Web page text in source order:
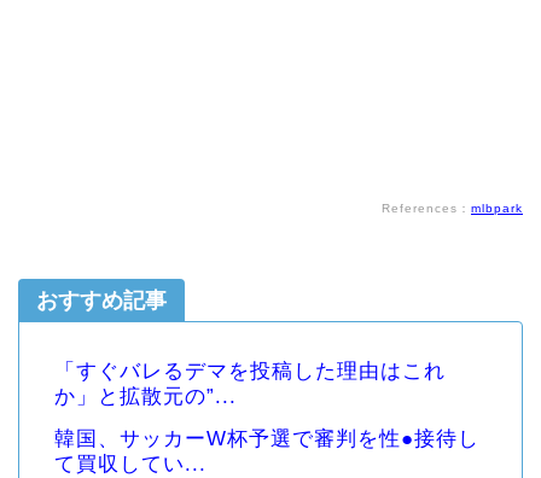
References： mlbpark
おすすめ記事
「すぐバレるデマを投稿した理由はこれ
か」と拡散元の”...
韓国、サッカーW杯予選で審判を性●接待し
て買収してい...